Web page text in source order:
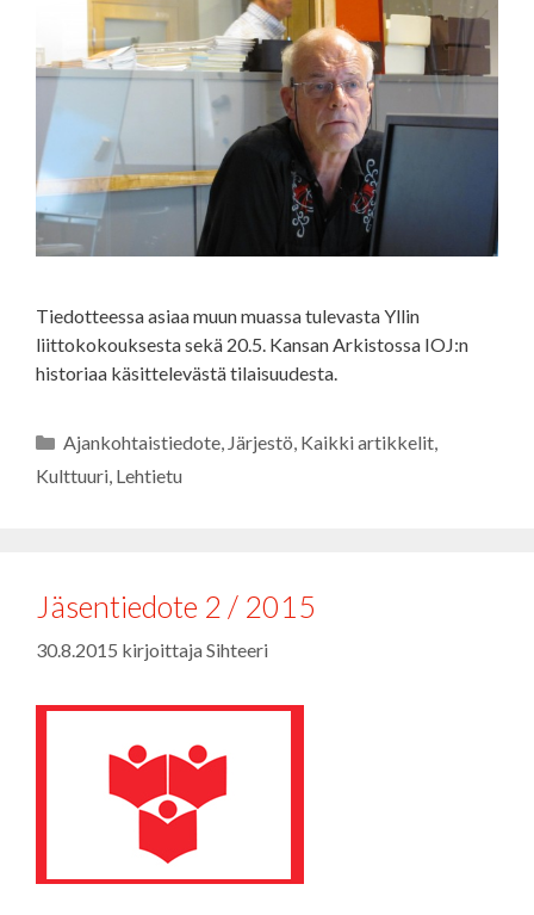
Tiedotteessa asiaa muun muassa tulevasta Yllin
liittokokouksesta sekä 20.5. Kansan Arkistossa IOJ:n
historiaa käsittelevästä tilaisuudesta.
Kategoriat
Ajankohtaistiedote, Järjestö, Kaikki artikkelit,
Kulttuuri, Lehtietu
Jäsentiedote 2 / 2015
30.8.2015 kirjoittajaSihteeri